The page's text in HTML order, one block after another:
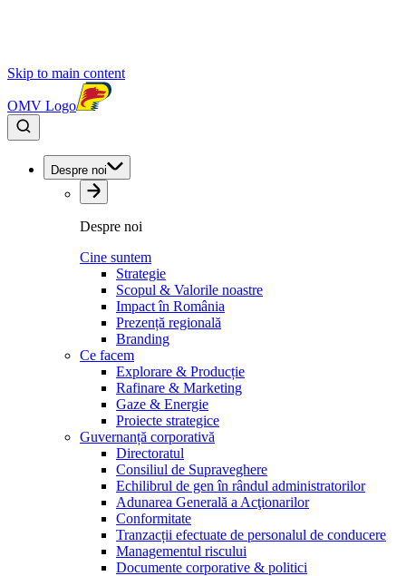
Skip to main content
OMV Logo
Despre noi
Despre noi
Cine suntem
Strategie
Scopul & Valorile noastre
Impact în România
Prezență regională
Branding
Ce facem
Explorare & Producție
Rafinare & Marketing
Gaze & Energie
Proiecte strategice
Guvernanță corporativă
Directoratul
Consiliul de Supraveghere
Echilibrul de gen în rândul administratorilor
Adunarea Generală a Acţionarilor
Conformitate
Tranzacții efectuate de personalul de conducere
Managementul riscului
Documente corporative & politici